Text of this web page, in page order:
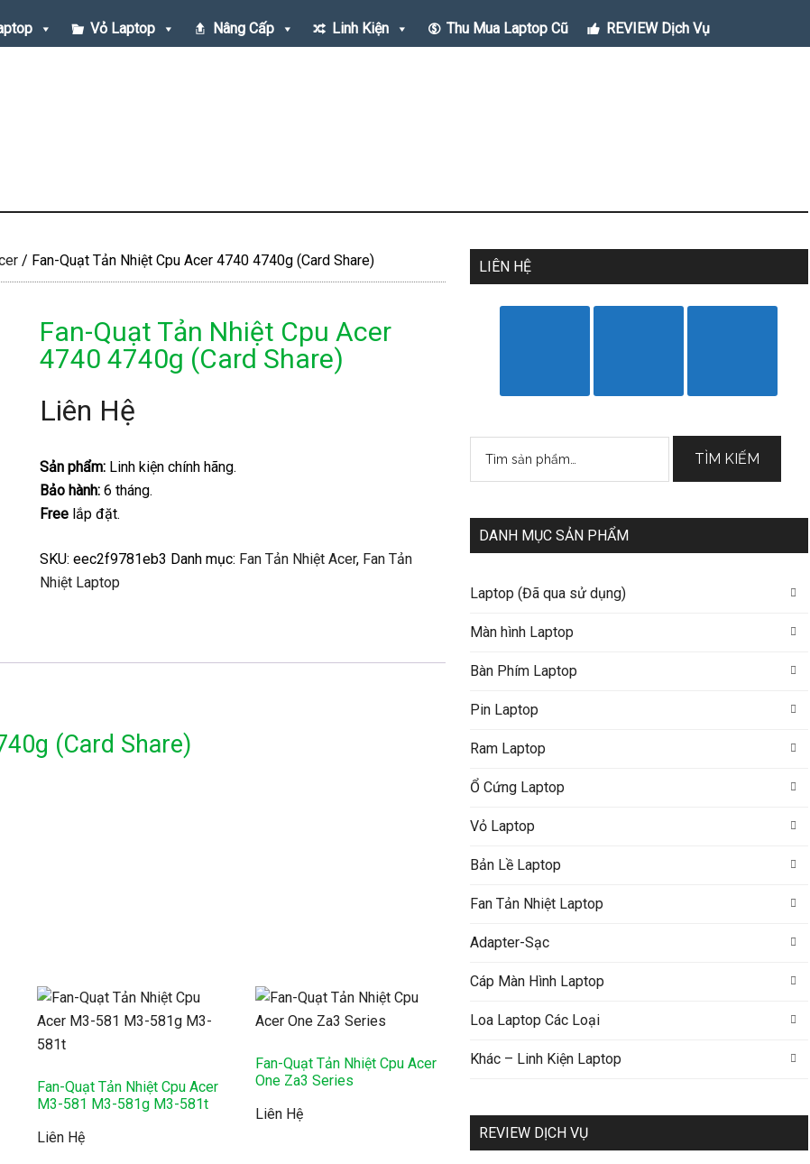
Vỏ Laptop Nâng Cấp Linh Kiện Thu Mua Laptop Cũ REVIEW Dịch Vụ
/ Fan-Quạt Tản Nhiệt Cpu Acer 4740 4740g (Card Share)
Fan-Quạt Tản Nhiệt Cpu Acer
4740 4740g (Card Share)
Liên Hệ
Sản phẩm:Linh kiện chính hãng.
Bảo hành:6 tháng.
Freelắp đặt.
SKU: eec2f9781eb3 Danh mục: Fan Tản Nhiệt Acer, Fan Tản
Nhiệt Laptop
(Card Share)
Fan-Quạt Tản Nhiệt Cpu Acer
M3-581 M3-581g M3-581t
Liên Hệ
Fan-Quạt Tản Nhiệt Cpu Acer
One Za3 Series
Liên Hệ
LIÊN HỆ
kiếm:
TÌM KIẾM
DANH MỤC SẢN PHẨM
Laptop (Đã qua sử dụng)
Màn hình Laptop
Bàn Phím Laptop
Pin Laptop
Ram Laptop
Ổ Cứng Laptop
Vỏ Laptop
Bản Lề Laptop
Fan Tản Nhiệt Laptop
Adapter-Sạc
Cáp Màn Hình Laptop
Loa Laptop Các Loại
Khác – Linh Kiện Laptop
REVIEW DỊCH VỤ